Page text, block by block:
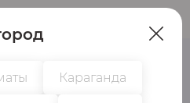
Караганда